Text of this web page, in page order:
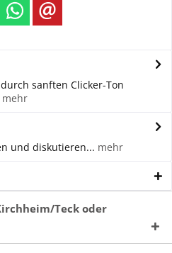
sanften Clicker-Ton
mehr
und diskutieren... mehr
Teck oder